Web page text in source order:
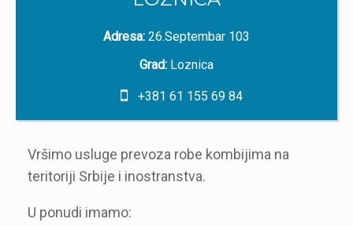
Adresa: 26.Septembar 103
Grad: Loznica
+381 61 155 69 84
Vršimo usluge prevoza robe kombijima na
teritoriji Srbije i inostranstva.
U ponudi imamo: